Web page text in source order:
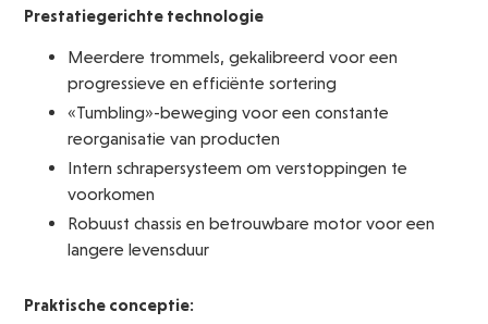
Prestatiegerichte technologie
Meerdere trommels, gekalibreerd voor een
progressieve en efficiënte sortering
«Tumbling»-beweging voor een constante
reorganisatie van producten
Intern schrapersysteem om verstoppingen te
voorkomen
Robuust chassis en betrouwbare motor voor een
langere levensduur
Praktische conceptie: